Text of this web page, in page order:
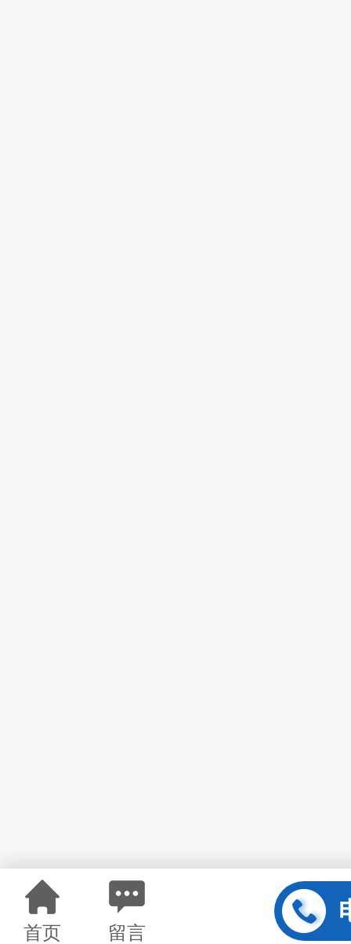
首页 留言